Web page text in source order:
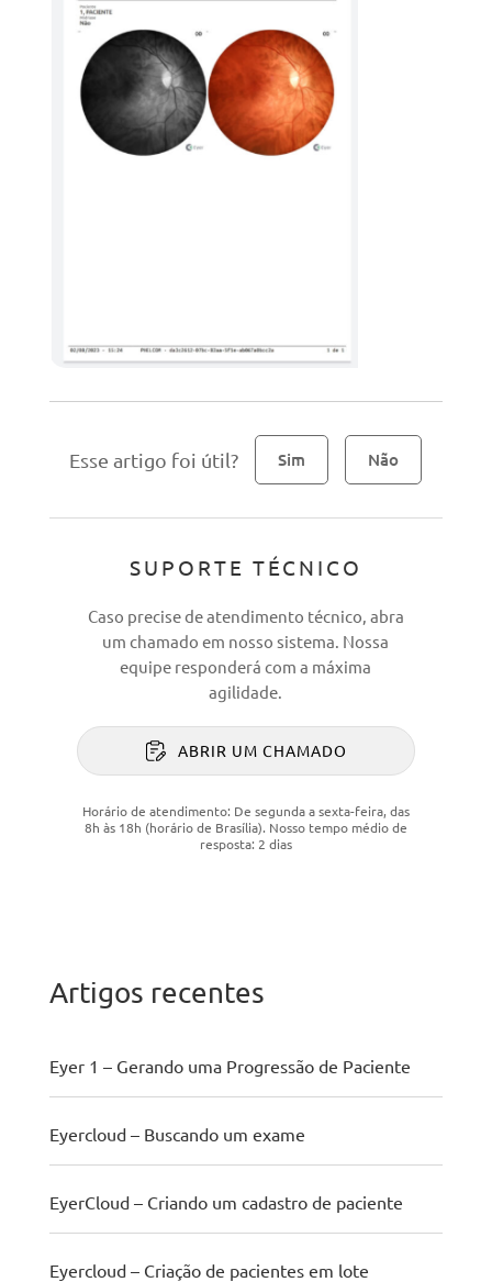
Esse artigo foi útil? Sim Não
SUPORTE TÉCNICO
Caso precise de atendimento técnico, abra
um chamado em nosso sistema. Nossa
equipe responderá com a máxima
agilidade.
ABRIR UM CHAMADO
Horário de atendimento: De segunda a sexta-feira, das
8h às 18h (horário de Brasília). Nosso tempo médio de
resposta: 2 dias
Artigos recentes
Eyer 1 – Gerando uma Progressão de Paciente
Eyercloud – Buscando um exame
EyerCloud – Criando um cadastro de paciente
Eyercloud – Criação de pacientes em lote